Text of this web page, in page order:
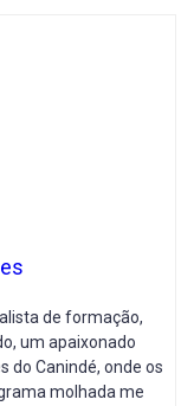
de formação,
um apaixonado
do Canindé, onde os
molhada me